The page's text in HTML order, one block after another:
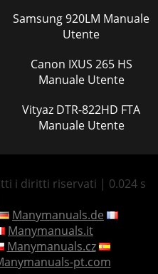
Samsung 920LM Manuale
Utente
Canon IXUS 265 HS
Manuale Utente
Vityaz DTR-822HD FTA
Manuale Utente
i diritti riservati | 0.024 s
Manymanuals.de
Manymanuals.it
Manymanuals.cz
pt.com